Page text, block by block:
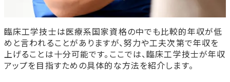
臨床工学技士は医療系国家資格の中でも比較的年収が低
めと言われることがありますが、努力や工夫次第で年収を
上げることは十分可能です。ここでは、臨床工学技士が年収
アップを目指すための具体的な方法を紹介します。